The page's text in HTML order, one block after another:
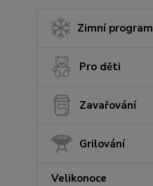
Zimní program
Pro děti
Zavařování
Grilování
Velikonoce